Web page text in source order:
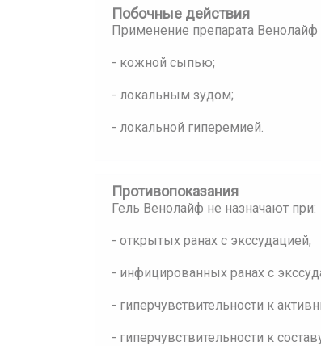
Побочные действия
Применение препарата
- кожной сыпью;
- локальным зудом;
- локальной гиперемией.
Противопоказания
Гель Венолайф не назначают при:
- открытых ранах с экссудацией;
- инфицированных ранах с
- гиперчувствительности к
- гиперчувствительности к